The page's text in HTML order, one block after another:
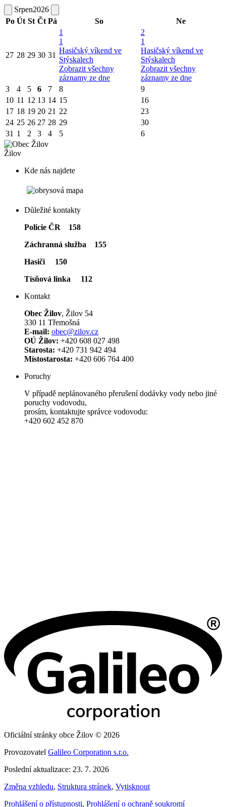
Srpen2026
Po Út St Čt Pá So Ne
27 28 29 30 31
1
1
Hasičský víkend ve
Stýskalech
Zobrazit všechny
záznamy ze dne
2
1
Hasičský víkend ve
Stýskalech
Zobrazit všechny
záznamy ze dne
3
4 5 6 7 8
9
10 11 12 13 14 15
16
17 18 19 20 21 22
23
24 25 26 27 28 29
30
31 1 2 3 4 5 6
Žilov
Kde nás najdete
Důležité kontakty
Policie ČR 158
Záchranná služba 155
Hasiči 150
Tísňová linka 112
Kontakt
Obec Žilov, Žilov 54
330 11 Třemošná
E-mail: obec@zilov.cz
OÚ Žilov: +420 608 027 498
Starosta: +420 731 942 494
Místostarosta: +420 606 764 400
Poruchy
V případě neplánovaného přerušení dodávky vody nebo jiné
poruchy vodovodu,
prosím, kontaktujte správce vodovodu:
+420 602 452 870
Oficiální stránky obce Žilov © 2026
Provozovatel Galileo Corporation s.r.o.
Poslední aktualizace: 23. 7. 2026
Změna vzhledu, Struktura stránek, Vytisknout
Prohlášení o přístupnosti, Prohlášení o ochraně soukromí